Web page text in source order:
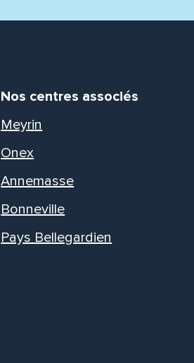
Nos centres associés
Meyrin
Onex
Annemasse
Bonneville
Pays Bellegardien